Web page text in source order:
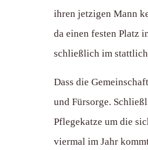
ihren jetzigen Mann
da einen festen Platz
schließlich im
Dass die
und Fürsorge.
Pflegekatze um die
viermal im Jahr